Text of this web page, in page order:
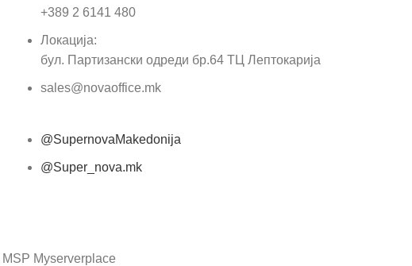
+389 2 6141 480
Локација:
бул. Партизански одреди бр.64 ТЦ Лептокарија
sales@novaoffice.mk
@SupernovaMakedonija
@Super_nova.mk
Myserverplace